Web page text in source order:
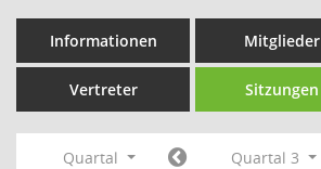
Informationen Mitglieder
Vertreter Sitzungen
Quartal Quartal 3